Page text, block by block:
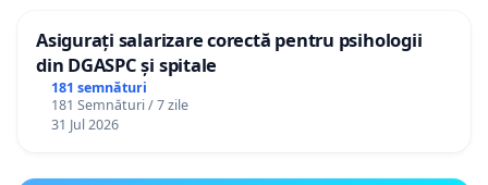
Asigurați salarizare corectă pentru psihologii
din DGASPC și spitale
181 semnături
181 Semnături / 7 zile
31 Jul 2026